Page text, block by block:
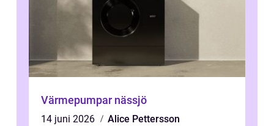
Värmepumpar nässjö
14 juni 2026
Alice Pettersson